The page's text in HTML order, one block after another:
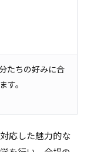
たちの好みに合
す。
応した魅力的な